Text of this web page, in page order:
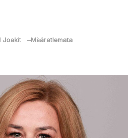
Joakit ‒Määratlemata